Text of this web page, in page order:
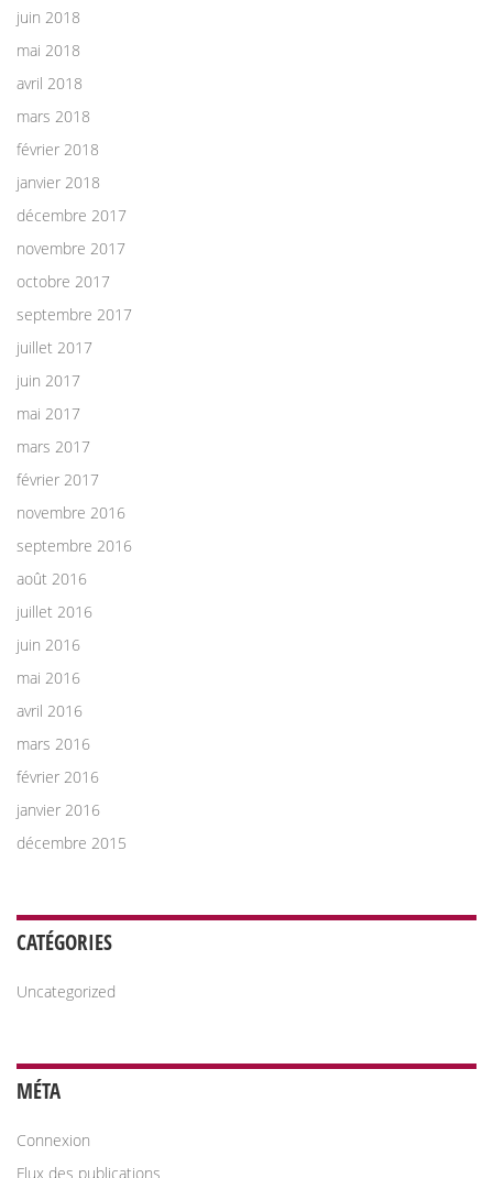
juin 2018
mai 2018
avril 2018
mars 2018
février 2018
janvier 2018
décembre 2017
novembre 2017
octobre 2017
septembre 2017
juillet 2017
juin 2017
mai 2017
mars 2017
février 2017
novembre 2016
septembre 2016
août 2016
juillet 2016
juin 2016
mai 2016
avril 2016
mars 2016
février 2016
janvier 2016
décembre 2015
CATÉGORIES
Uncategorized
MÉTA
Connexion
Flux des publications